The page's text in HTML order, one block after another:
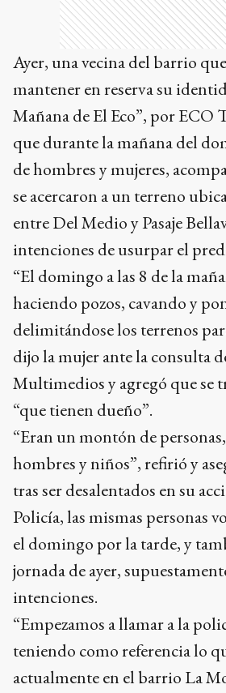
Ayer, una vecina del barrio
mantener en reserva su
Mañana de El Eco”, por ECO
que durante la mañana del
de hombres y mujeres,
se acercaron a un terreno
entre Del Medio y Pasaje
intenciones de usurpar el
“El domingo a las 8 de la
haciendo pozos, cavando y
delimitándose los terrenos
dijo la mujer ante la consulta
Multimedios y agregó que se
“que tienen dueño”.
“Eran un montón de
hombres y niños”, refirió y
tras ser desalentados en su
Policía, las mismas personas
el domingo por la tarde, y
jornada de ayer,
intenciones.
“Empezamos a llamar a la
teniendo como referencia lo
actualmente en el barrio La